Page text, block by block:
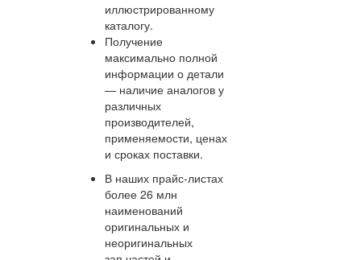
иллюстрированному
каталогу.
Получение
максимально полной
информации о детали
— наличие аналогов у
различных
производителей,
применяемости, ценах
и сроках поставки.
В наших прайс-листах
более 26 млн
наименований
оригинальных и
неоригинальных